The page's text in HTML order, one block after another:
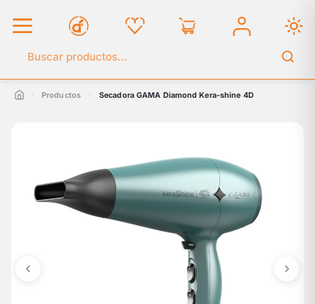
Buscar en el catálogo
Productos Secadora GAMA Diamond Kera-shine 4D